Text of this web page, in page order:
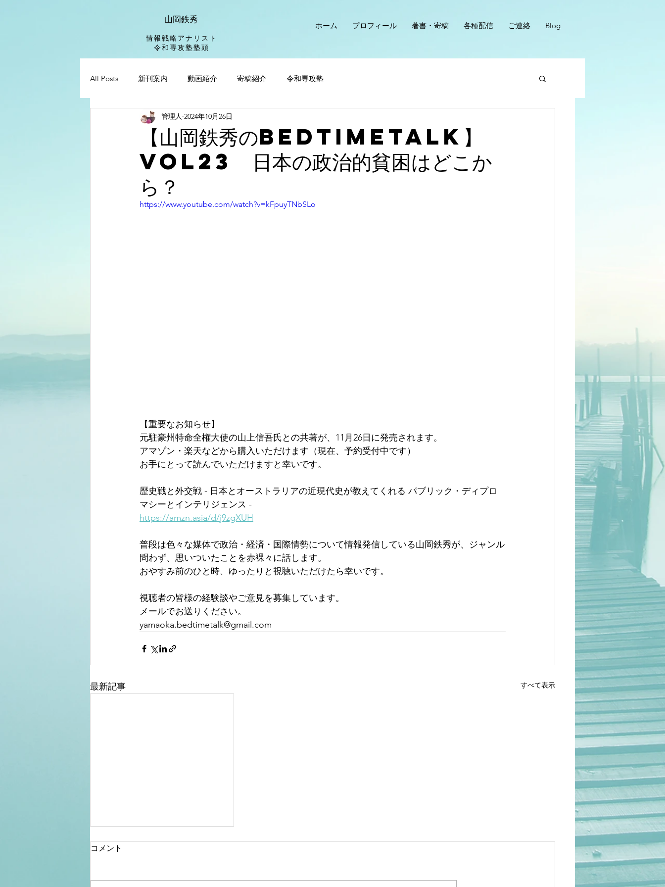
山岡鉄秀
情報戦略アナリスト
​令和専攻塾塾頭
ホーム プロフィール 著書・寄稿 各種配信 ご連絡 Blog
All Posts 新刊案内 動画紹介 寄稿紹介 令和専攻塾
【山岡鉄秀のBedTimeTalk】
vol23 日本の政治的貧困はどこか
ら？
管理人 2024年10月26日
https://www.youtube.com/watch?v=kFpuyTNbSLo
【重要なお知らせ】
元駐豪州特命全権大使の山上信吾氏との共著が、11月26日に発売されます。
アマゾン・楽天などから購入いただけます（現在、予約受付中です）
お手にとって読んでいただけますと幸いです。
歴史戦と外交戦 - 日本とオーストラリアの近現代史が教えてくれる パブリック・ディプロ
マシーとインテリジェンス -
https://amzn.asia/d/j9zgXUH
普段は色々な媒体で政治・経済・国際情勢について情報発信している山岡鉄秀が、ジャンル
問わず、思いついたことを赤裸々に話します。
おやすみ前のひと時、ゆったりと視聴いただけたら幸いです。
視聴者の皆様の経験談やご意見を募集しています。
メールでお送りください。
yamaoka.bedtimetalk@gmail.com
最新記事 すべて表示
コメント